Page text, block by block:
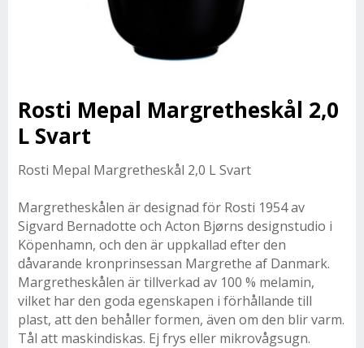
Rosti Mepal Margretheskål 2,0
L Svart
Rosti Mepal Margretheskål 2,0 L Svart
Margretheskålen är designad för Rosti 1954 av
Sigvard Bernadotte och Acton Bjørns designstudio i
Köpenhamn, och den är uppkallad efter den
dåvarande kronprinsessan Margrethe af Danmark.
Margretheskålen är tillverkad av 100 % melamin,
vilket har den goda egenskapen i förhållande till
plast, att den behåller formen, även om den blir varm.
Tål att maskindiskas. Ej frys eller mikrovågsugn.